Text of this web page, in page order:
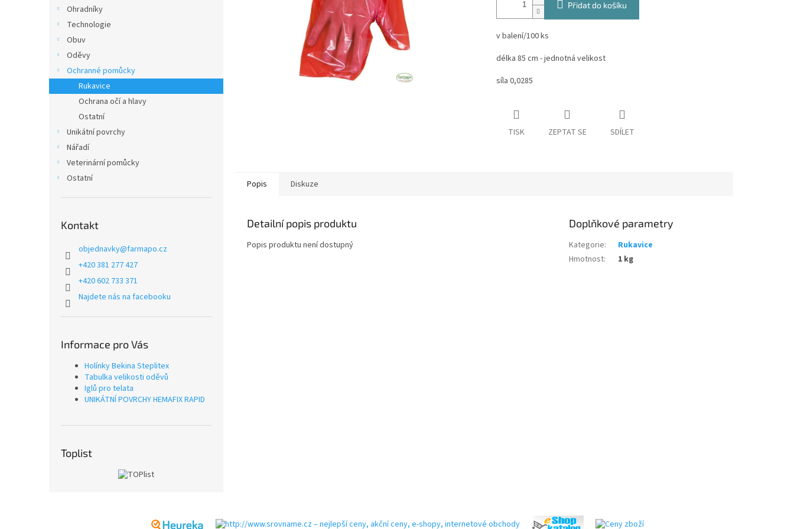
Ohradníky
Technologie
Obuv
Oděvy
Ochranné pomůcky
Rukavice
Ochrana očí a hlavy
Ostatní
Unikátní povrchy
Nářadí
Veterinární pomůcky
Ostatní
Kontakt
objednavky@farmapo.cz
+420 381 277 427
+420 602 733 371
Najdete nás na facebooku
Informace pro Vás
Holínky Bekina Steplitex
Tabulka velikosti oděvů
Iglů pro telata
UNIKÁTNÍ POVRCHY HEMAFIX RAPID
Toplist
Přidat do košíku
v balení/100 ks
délka 85 cm - jednotná velikost
síla 0,0285
TISK ZEPTAT SE SDÍLET
Popis Diskuze
Detailní popis produktu
Popis produktu není dostupný
Doplňkové parametry
Kategorie:
Rukavice
Hmotnost: 1 kg